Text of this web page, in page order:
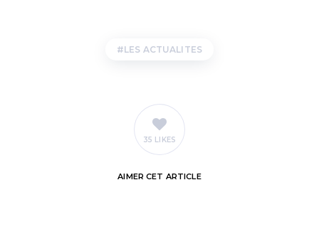
LES ACTUALITES
35 LIKES
AIMER CET ARTICLE